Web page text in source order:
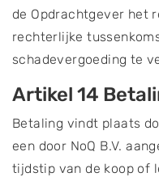
de Opdrachtgever het
rechterlijke
schadevergoeding te
Artikel 14
Betaling vindt plaats
een door NoQ B.V.
tijdstip van de koop of